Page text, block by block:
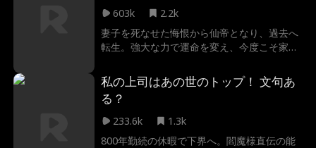
603k
2.2k
妻子を死なせた悔恨から仙帝となり、過去へ
転生。強大な力で運命を変え、今度こそ家族
私の上司はあの世のトップ！ 文句あ
る？
233.6k
1.3k
800年勤続の休暇で下界へ。閻魔様直伝の能